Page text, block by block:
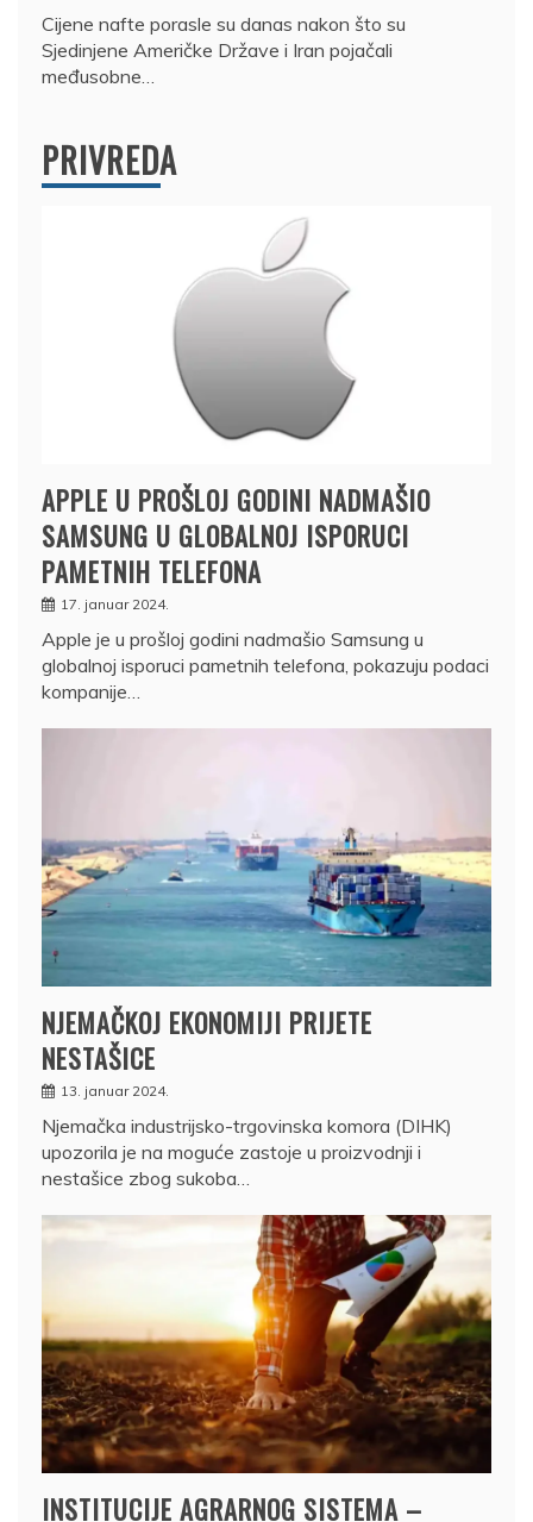
Cijene nafte porasle su danas nakon što su
Sjedinjene Američke Države i Iran pojačali
međusobne…
PRIVREDA
APPLE U PROŠLOJ GODINI NADMAŠIO
SAMSUNG U GLOBALNOJ ISPORUCI
PAMETNIH TELEFONA
17. januar 2024.
Apple je u prošloj godini nadmašio Samsung u
globalnoj isporuci pametnih telefona, pokazuju podaci
kompanije…
NJEMAČKOJ EKONOMIJI PRIJETE
NESTAŠICE
13. januar 2024.
Njemačka industrijsko-trgovinska komora (DIHK)
upozorila je na moguće zastoje u proizvodnji i
nestašice zbog sukoba…
INSTITUCIJE AGRARNOG SISTEMA –